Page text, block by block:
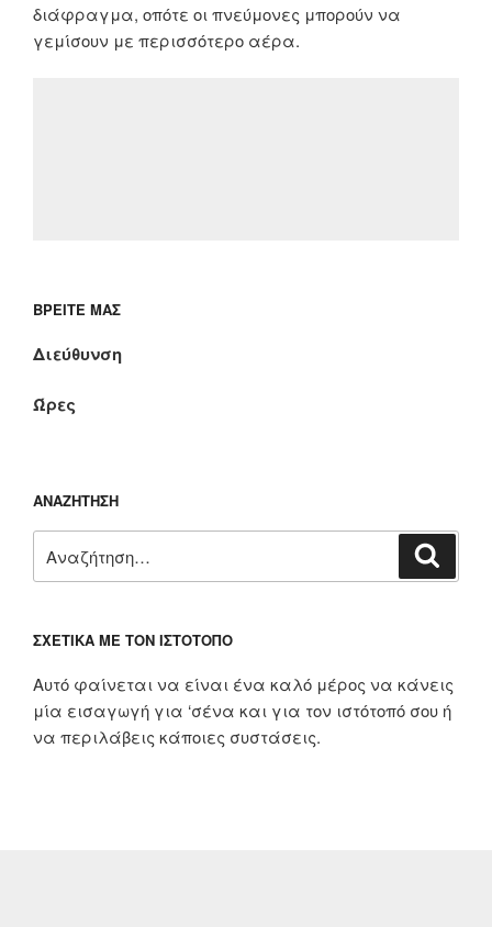
διάφραγμα, οπότε οι πνεύμονες μπορούν να
γεμίσουν με περισσότερο αέρα.
ΒΡΕΊΤΕ ΜΑΣ
Διεύθυνση
Ώρες
ΑΝΑΖΉΤΗΣΗ
για:
ΣΧΕΤΙΚΆ ΜΕ ΤΟΝ ΙΣΤΌΤΟΠΟ
Αυτό φαίνεται να είναι ένα καλό μέρος να κάνεις
μία εισαγωγή για ‘σένα και για τον ιστότοπό σου ή
να περιλάβεις κάποιες συστάσεις.